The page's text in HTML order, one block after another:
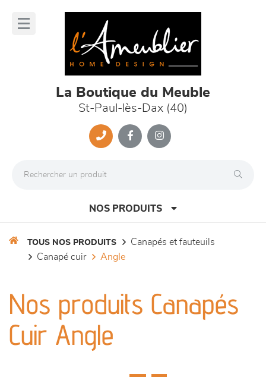
La Boutique du Meuble
St-Paul-lès-Dax (40)
NOS PRODUITS
séjours
meubles de complément
TOUS NOS PRODUITS
canapés et fauteuils
canapé cuir
angle
Nos produits Canapés
Cuir Angle